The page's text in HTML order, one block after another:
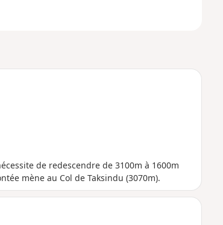
de redescendre de 3100m à 1600m
mène au Col de Taksindu (3070m).